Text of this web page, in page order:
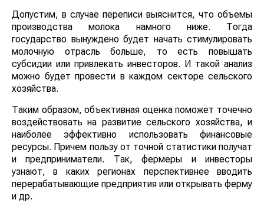
Допустим, в случае переписи выяснится, что объемы
производства молока намного ниже. Тогда
государство вынуждено будет начать стимулировать
молочную отрасль больше, то есть повышать
субсидии или привлекать инвесторов. И такой анализ
можно будет провести в каждом секторе сельского
хозяйства.
Таким образом, объективная оценка поможет точечно
воздействовать на развитие сельского хозяйства, и
наиболее эффективно использовать финансовые
ресурсы. Причем пользу от точной статистики получат
и предприниматели. Так, фермеры и инвесторы
узнают, в каких регионах перспективнее вводить
перерабатывающие предприятия или открывать ферму
и др.